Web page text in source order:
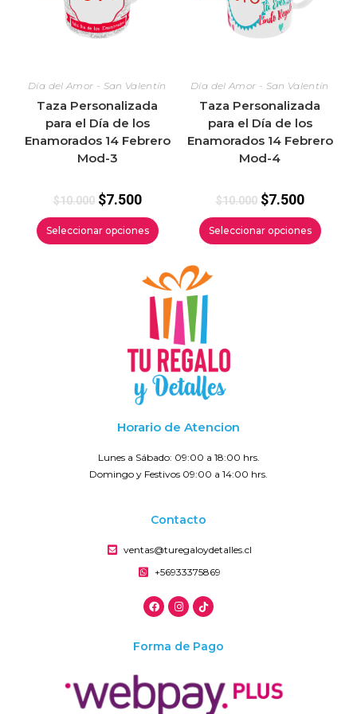
Día del Amor - San Valentín
Taza Personalizada
para el Día de los
Enamorados 14 Febrero
Mod-3
$10.000 $7.500
Seleccionar opciones
Día del Amor - San Valentín
Taza Personalizada
para el Día de los
Enamorados 14 Febrero
Mod-4
$10.000 $7.500
Seleccionar opciones
Horario de Atencion
Lunes a Sábado: 09:00 a 18:00 hrs.
Domingo y Festivos 09:00 a 14:00 hrs.
Contacto
ventas@turegaloydetalles.cl
+56933375869
Forma de Pago